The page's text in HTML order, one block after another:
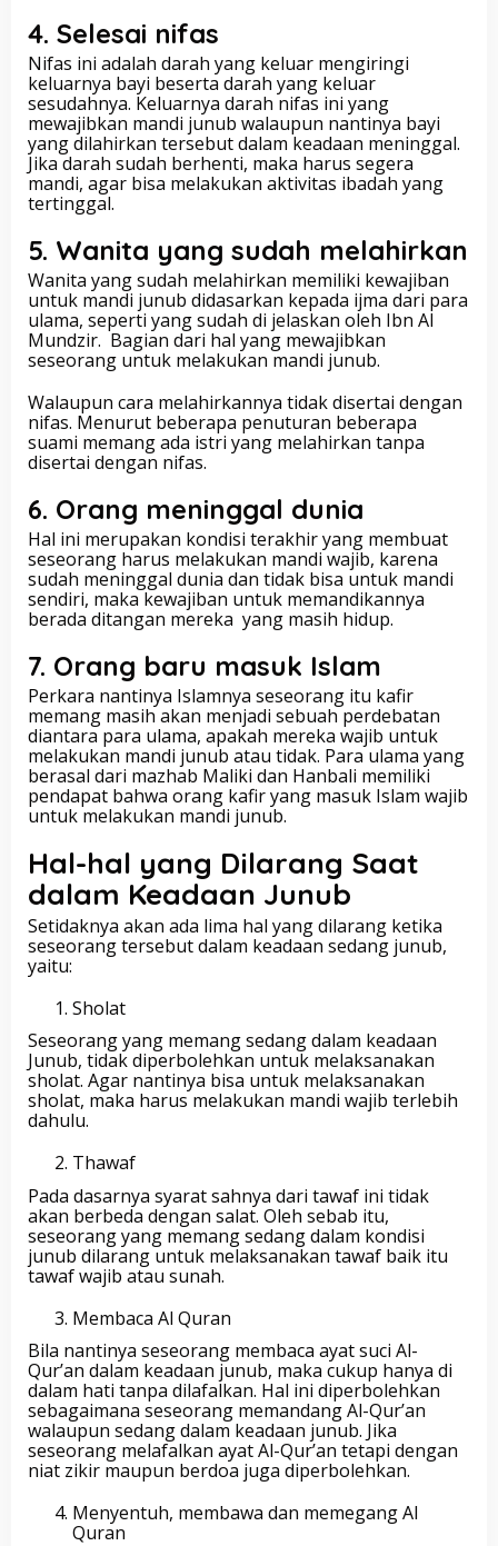
4. Selesai nifas
Nifas ini adalah darah yang keluar mengiringi
keluarnya bayi beserta darah yang keluar
sesudahnya. Keluarnya darah nifas ini yang
mewajibkan mandi junub walaupun nantinya bayi
yang dilahirkan tersebut dalam keadaan meninggal.
Jika darah sudah berhenti, maka harus segera
mandi, agar bisa melakukan aktivitas ibadah yang
tertinggal.
5. Wanita yang sudah melahirkan
Wanita yang sudah melahirkan memiliki kewajiban
untuk mandi junub didasarkan kepada ijma dari para
ulama, seperti yang sudah di jelaskan oleh Ibn Al
Mundzir. Bagian dari hal yang mewajibkan
seseorang untuk melakukan mandi junub.
Walaupun cara melahirkannya tidak disertai dengan
nifas. Menurut beberapa penuturan beberapa
suami memang ada istri yang melahirkan tanpa
disertai dengan nifas.
6. Orang meninggal dunia
Hal ini merupakan kondisi terakhir yang membuat
seseorang harus melakukan mandi wajib, karena
sudah meninggal dunia dan tidak bisa untuk mandi
sendiri, maka kewajiban untuk memandikannya
berada ditangan mereka yang masih hidup.
7. Orang baru masuk Islam
Perkara nantinya Islamnya seseorang itu kafir
memang masih akan menjadi sebuah perdebatan
diantara para ulama, apakah mereka wajib untuk
melakukan mandi junub atau tidak. Para ulama yang
berasal dari mazhab Maliki dan Hanbali memiliki
pendapat bahwa orang kafir yang masuk Islam wajib
untuk melakukan mandi junub.
Hal-hal yang Dilarang Saat
dalam Keadaan Junub
Setidaknya akan ada lima hal yang dilarang ketika
seseorang tersebut dalam keadaan sedang junub,
yaitu:
Sholat
Seseorang yang memang sedang dalam keadaan
Junub, tidak diperbolehkan untuk melaksanakan
sholat. Agar nantinya bisa untuk melaksanakan
sholat, maka harus melakukan mandi wajib terlebih
dahulu.
Thawaf
Pada dasarnya syarat sahnya dari tawaf ini tidak
akan berbeda dengan salat. Oleh sebab itu,
seseorang yang memang sedang dalam kondisi
junub dilarang untuk melaksanakan tawaf baik itu
tawaf wajib atau sunah.
Membaca Al Quran
Bila nantinya seseorang membaca ayat suci Al-
Qur’an dalam keadaan junub, maka cukup hanya di
dalam hati tanpa dilafalkan. Hal ini diperbolehkan
sebagaimana seseorang memandang Al-Qur’an
walaupun sedang dalam keadaan junub. Jika
seseorang melafalkan ayat Al-Qur’an tetapi dengan
niat zikir maupun berdoa juga diperbolehkan.
Menyentuh, membawa dan memegang Al
Quran